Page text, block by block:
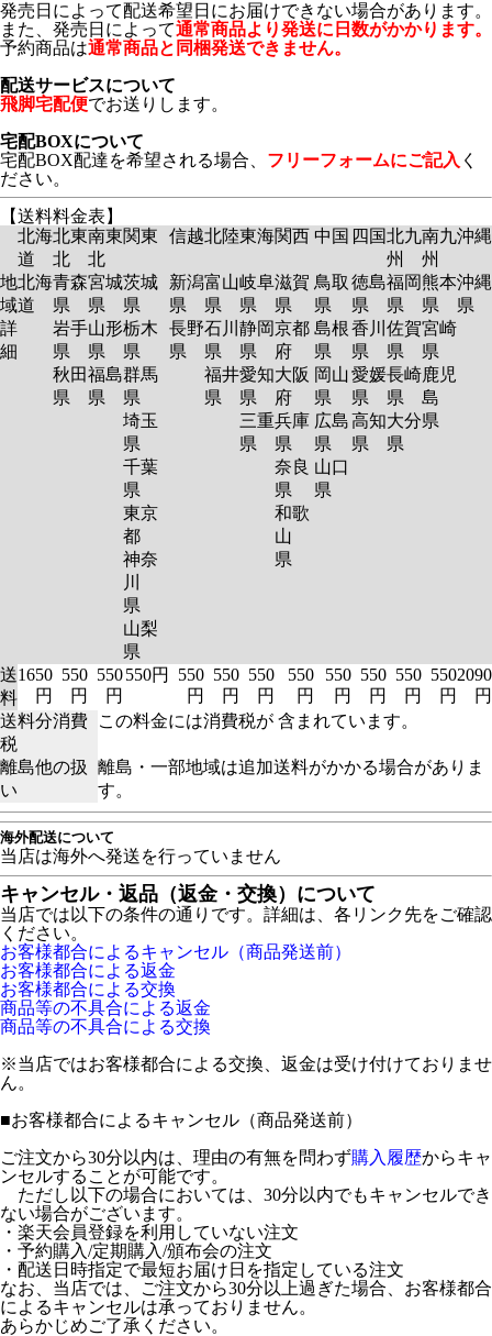
発売日によって配送希望日にお届けできない場合があります。
また、発売日によって通常商品より発送に日数がかかります。
予約商品は通常商品と同梱発送できません。
配送サービスについて
飛脚宅配便でお送りします。
宅配BOXについて
宅配BOX配達を希望される場合、 フリーフォームにご記入 く
ださい。
【送料料金表】
北海
道
北東
北
南東
北
関東 信越北陸東海関西 中国 四国北九
州
南九
州
沖縄
地
域
詳
細
北海
道
青森
県
岩手
県
秋田
県
宮城
県
山形
県
福島
県
茨城
県
栃木
県
群馬
県
埼玉
県
千葉
県
東京
都
神奈
川
県
山梨
県
新潟
県
長野
県
富山
県
石川
県
福井
県
岐阜
県
静岡
県
愛知
県
三重
県
滋賀
県
京都
府
大阪
府
兵庫
県
奈良
県
和歌
山
県
鳥取
県
島根
県
岡山
県
広島
県
山口
県
徳島
県
香川
県
愛媛
県
高知
県
福岡
県
佐賀
県
長崎
県
大分
県
熊本
県
宮崎
県
鹿児
島
県
沖縄
県
送
料
1650
円
550
円
550
円
550円
550
円
550
円
550
円
550
円
550
円
550
円
550
円
550
円
2090
円
送料分消費
税
この料金には消費税が 含まれています。
離島他の扱
い
離島・一部地域は追加送料がかかる場合がありま
す。
海外配送について
当店は海外へ発送を行っていません
キャンセル・返品（返金・交換）について
当店では以下の条件の通りです。詳細は、各リンク先をご確認
ください。
お客様都合によるキャンセル（商品発送前）
お客様都合による返金
お客様都合による交換
商品等の不具合による返金
商品等の不具合による交換
※当店ではお客様都合による交換、返金は受け付けておりませ
ん。
■お客様都合によるキャンセル（商品発送前）
ご注文から30分以内は、理由の有無を問わず購入履歴からキャ
ンセルすることが可能です。
ただし以下の場合においては、30分以内でもキャンセルでき
ない場合がございます。
・楽天会員登録を利用していない注文
・予約購入/定期購入/頒布会の注文
・配送日時指定で最短お届け日を指定している注文
なお、当店では、ご注文から30分以上過ぎた場合、お客様都合
によるキャンセルは承っておりません。
あらかじめご了承ください。